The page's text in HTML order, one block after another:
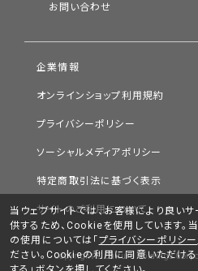
潤いを届けながら、
年齢による肌悩みをカバー
日やけ止め・化粧下地・ファンデー
を持ったクッションファンデーシ
肌悩みをしっかりカバーしながら
お問い合わせ
企業情報
オンラインショップ利用規約
プライバシーポリシー
ソーシャルメディアポリシー
特定商取引法に基づく表示
サイトのご利用について
Copyright © Chifure Holdings
当ウェブサイトでは、お客様により良い
供するため、Cookieを使用しています。
の使用については「 プライバシーポリシー
ださい。Cookieの利用に同意いただける